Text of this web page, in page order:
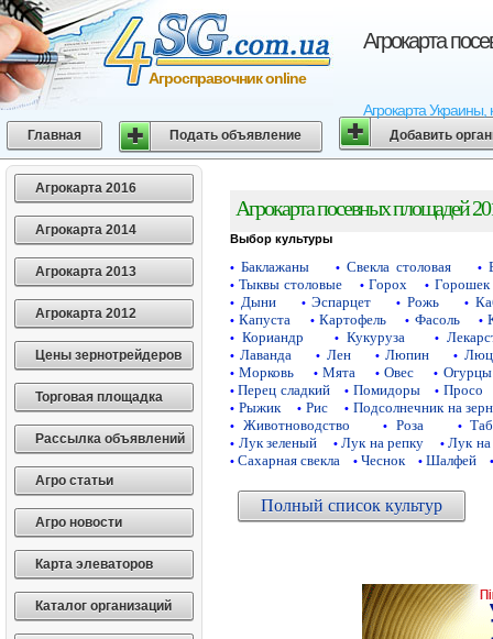
Агрокарта
Агрокарта
Агросправочник online
Главная Подать объявление Добавить
Агрокарта 2016
Агрокарта 2014
Агрокарта 2013
Агрокарта 2012
Цены зернотрейдеров
Торговая площадка
Рассылка объявлений
Агро статьи
Агро новости
Карта элеваторов
Каталог организаций
Агрокарта посевных площадей
Выбор культуры
• Баклажаны • Свекла столовая •
• Тыквы столовые • Горох • Горошек
• Дыни • Эспарцет • Рожь •
• Капуста • Картофель • Фасоль •
• Кориандр • Кукуруза •
• Лаванда • Лен • Люпин •
• Морковь • Мята • Овес • Огурцы
• Перец сладкий • Помидоры • Просо
• Рыжик • Рис • Подсолнечник на
• Животноводство • Роза •
• Лук зеленый • Лук на репку • Лук на
• Сахарная свекла • Чеснок • Шалфей •
Полный список культур